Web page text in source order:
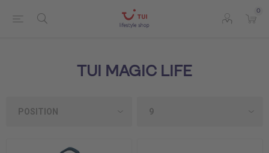
0
TUI MAGIC LIFE